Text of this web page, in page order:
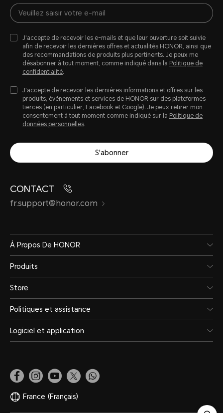
J'accepte de recevoir les e-mails et que leur ouverture soit suivie
afin de recevoir les dernières offres et actualités HONOR, ainsi que
des recommandations de produits plus pertinents. Je peux me
désabonner à tout moment, comme indiqué dans la Politique de
confidentialité.
J'accepte de recevoir les dernières informations et offres sur les
produits, évènements et services de HONOR sur des plateformes
tierces (en particulier, Facebook et Google). Je peux retirer mon
consentement à tout moment comme indiqué sur la Politique de
données personnelles.
S'abonner
CONTACT
fr.support@honor.com
À Propos De HONOR
Produits
Store
Politiques et assistance
Logiciel et application
France (Français)